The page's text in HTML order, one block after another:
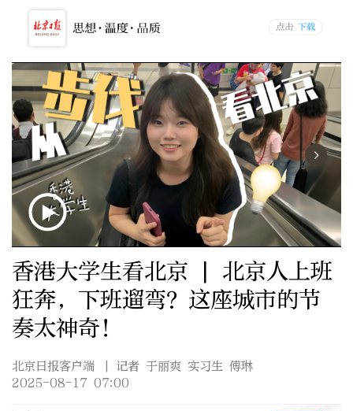
香港大学生看北京 | 北京人上班
狂奔，下班遛弯？这座城市的节
奏太神奇！
北京日报客户端
| 记者 于丽爽 实习生 傅琳
2025-08-17 07:00